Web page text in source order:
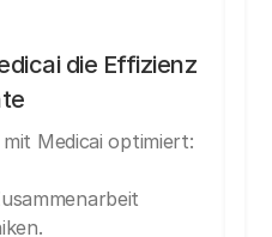
die Effizienz
Medicai optimiert: